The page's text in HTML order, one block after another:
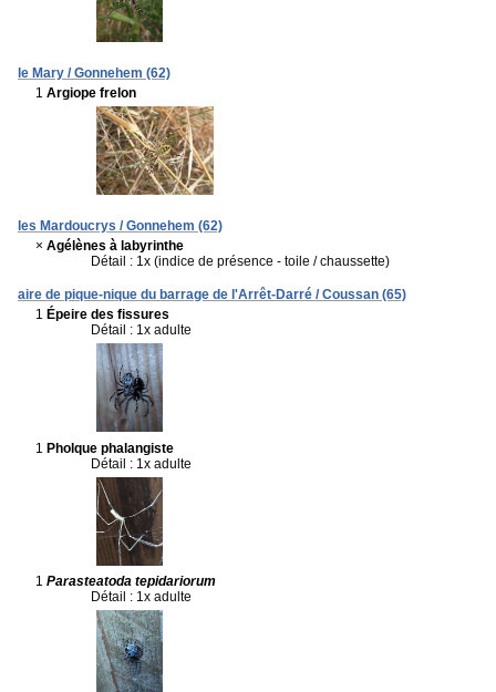
le Mary / Gonnehem (62)
1 Argiope frelon
les Mardoucrys / Gonnehem (62)
× Agélènes à labyrinthe
Détail : 1x (indice de présence - toile / chaussette)
aire de pique-nique du barrage de l'Arrêt-Darré / Coussan (65)
1 Épeire des fissures
Détail : 1x adulte
1 Pholque phalangiste
Détail : 1x adulte
1 Parasteatoda tepidariorum
Détail : 1x adulte